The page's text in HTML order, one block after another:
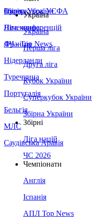
Збірна України
Італія
Німеччина
Франція
Нідерланди
Туреччина
Португалія
Бельгія
МЛС
Саудівська Аравія
Суперкубок УЄФА
Ліга конференцій
ЛЧ - Top News
Україна
Україна
Перша ліга
Друга ліга
Кубок України
Суперкубок України
Збірна України
Збірні
Ліга націй
ЧС 2026
Чемпіонати
Англія
Іспанія
АПЛ Top News